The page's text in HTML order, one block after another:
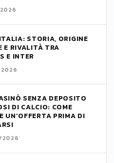
STORIA, ORIGINE
E RIVALITÀ TRA
E INTER
SENZA DEPOSITO
DI CALCIO: COME
UN’OFFERTA PRIMA DI